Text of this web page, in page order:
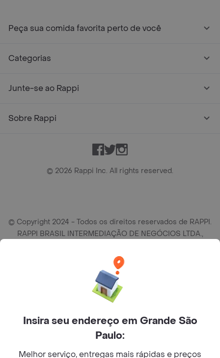
Peça sua comida favorita perto de você
Categorias
Junte-se ao Rappi
Sobre Rappi
Facebook
TwitterInstagram
© 2026 Rappi Inc. All rights reserved.
© Copyright 2024 - Todos os direitos reservados de RAPPI.
RAPPI BRASIL INTERMEDIAÇÃO DE NEGÓCIOS LTDA.,
conj. 91, Lado A, Cerqueira Cesar, São Paulo/SP CEP. 01414-
905, CNPJ/MF n° 26.900.161/0001-25.
Insira seu endereço em Grande São
Paulo:
Melhor serviço, entregas mais rápidas e preços